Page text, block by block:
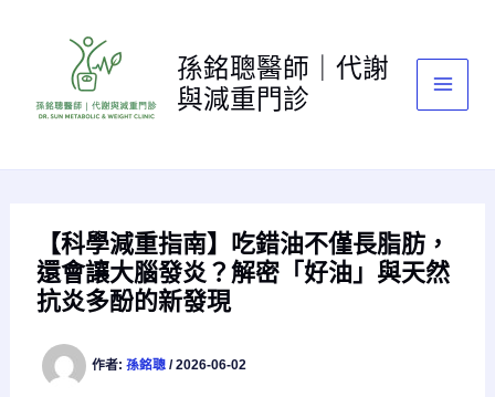
孫銘聰醫師｜代謝
與減重門診
【科學減重指南】吃錯油不僅長脂肪，
還會讓大腦發炎？解密「好油」與天然
抗炎多酚的新發現
作者: 孫銘聰 /2026-06-02